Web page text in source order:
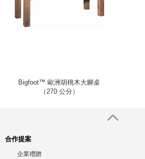
Bigfoot™ 歐洲胡桃木大腳桌
（270 公分）
合作提案
企業禮贈